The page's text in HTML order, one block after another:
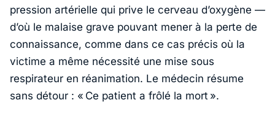
pression artérielle qui prive le cerveau d’oxygène —
d’où le malaise grave pouvant mener à la perte de
connaissance, comme dans ce cas précis où la
victime a même nécessité une mise sous
respirateur en réanimation. Le médecin résume
sans détour : « Ce patient a frôlé la mort ».